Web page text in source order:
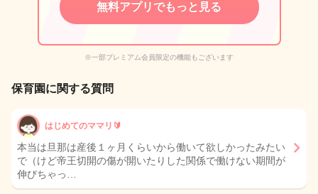
無料アプリでもっと見る
※一部プレミアム会員限定の機能もございます
保育園に関する質問
はじめてのママリ🔰
本当は旦那は産後１ヶ月くらいから働いて欲しかったみたい
で（けど帝王切開の傷が開いたりした関係で働けない期間が
伸びちゃっ…